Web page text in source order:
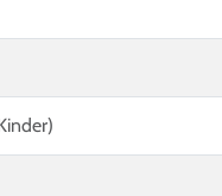
Kinder)